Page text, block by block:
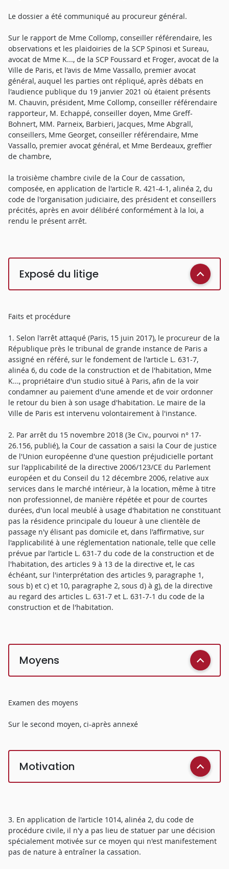
Le dossier a été communiqué au procureur général.
Sur le rapport de Mme Collomp, conseiller référendaire, les
observations et les plaidoiries de la SCP Spinosi et Sureau,
avocat de Mme K..., de la SCP Foussard et Froger, avocat de la
Ville de Paris, et l'avis de Mme Vassallo, premier avocat
général, auquel les parties ont répliqué, après débats en
l'audience publique du 19 janvier 2021 où étaient présents
M. Chauvin, président, Mme Collomp, conseiller référendaire
rapporteur, M. Echappé, conseiller doyen, Mme Greff-
Bohnert, MM. Parneix, Barbieri, Jacques, Mme Abgrall,
conseillers, Mme Georget, conseiller référendaire, Mme
Vassallo, premier avocat général, et Mme Berdeaux, greffier
de chambre,
la troisième chambre civile de la Cour de cassation,
composée, en application de l'article R. 421-4-1, alinéa 2, du
code de l'organisation judiciaire, des président et conseillers
précités, après en avoir délibéré conformément à la loi, a
rendu le présent arrêt.
Exposé du litige
Faits et procédure
1. Selon l'arrêt attaqué (Paris, 15 juin 2017), le procureur de la
République près le tribunal de grande instance de Paris a
assigné en référé, sur le fondement de l'article L. 631-7,
alinéa 6, du code de la construction et de l'habitation, Mme
K..., propriétaire d'un studio situé à Paris, afin de la voir
condamner au paiement d'une amende et de voir ordonner
le retour du bien à son usage d'habitation. Le maire de la
Ville de Paris est intervenu volontairement à l'instance.
2. Par arrêt du 15 novembre 2018 (3e Civ., pourvoi n° 17-
26.156, publié), la Cour de cassation a saisi la Cour de justice
de l'Union européenne d'une question préjudicielle portant
sur l'applicabilité de la directive 2006/123/CE du Parlement
européen et du Conseil du 12 décembre 2006, relative aux
services dans le marché intérieur, à la location, même à titre
non professionnel, de manière répétée et pour de courtes
durées, d'un local meublé à usage d'habitation ne constituant
pas la résidence principale du loueur à une clientèle de
passage n'y élisant pas domicile et, dans l'affirmative, sur
l'applicabilité à une réglementation nationale, telle que celle
prévue par l'article L. 631-7 du code de la construction et de
l'habitation, des articles 9 à 13 de la directive et, le cas
échéant, sur l'interprétation des articles 9, paragraphe 1,
sous b) et c) et 10, paragraphe 2, sous d) à g), de la directive
au regard des articles L. 631-7 et L. 631-7-1 du code de la
construction et de l'habitation.
Moyens
Examen des moyens
Sur le second moyen, ci-après annexé
Motivation
3. En application de l'article 1014, alinéa 2, du code de
procédure civile, il n'y a pas lieu de statuer par une décision
spécialement motivée sur ce moyen qui n'est manifestement
pas de nature à entraîner la cassation.